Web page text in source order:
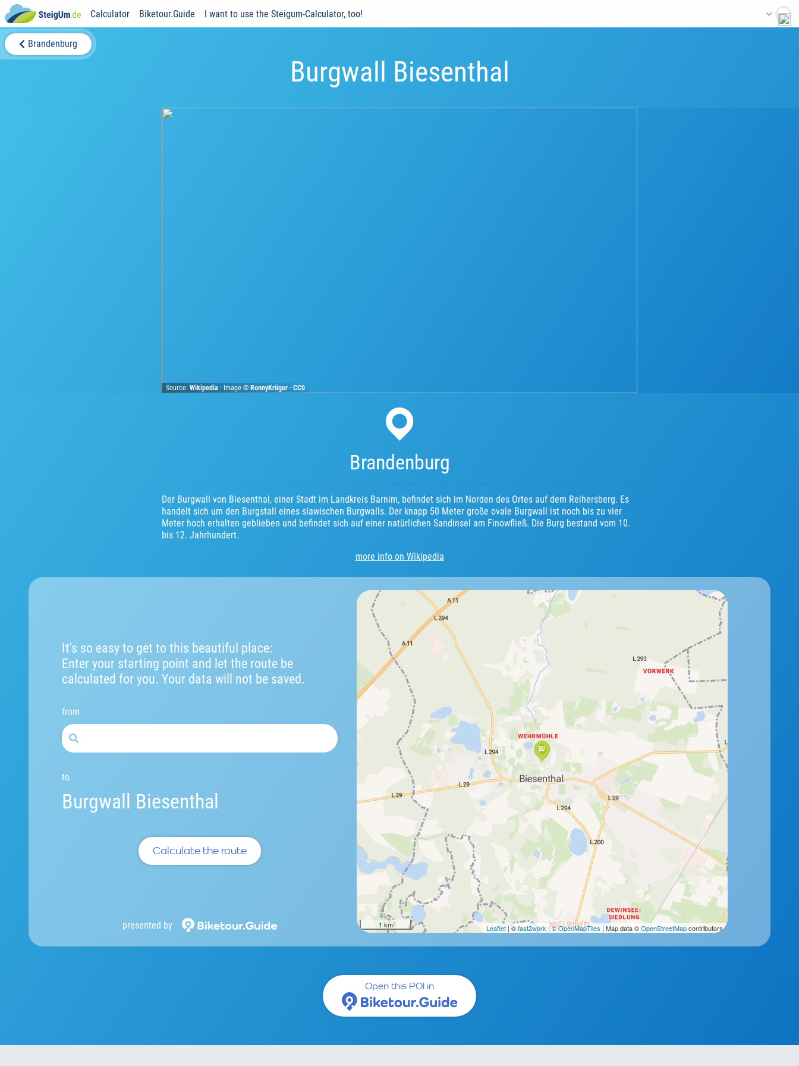
Calculator Biketour.Guide I want to use the Steigum-Calculator, too!
Brandenburg
Burgwall Biesenthal
Source:Wikipedia · Image ©RonnyKrüger ·CC0
Brandenburg
Der Burgwall von Biesenthal, einer Stadt im Landkreis Barnim, befindet sich im Norden des Ortes auf dem Reihersberg. Es
handelt sich um den Burgstall eines slawischen Burgwalls. Der knapp 50 Meter große ovale Burgwall ist noch bis zu vier
Meter hoch erhalten geblieben und befindet sich auf einer natürlichen Sandinsel am Finowfließ. Die Burg bestand vom 10.
bis 12. Jahrhundert.
more info on Wikipedia
It's so easy to get to this beautiful place:
Enter your starting point and let the route be
calculated for you. Your data will not be saved.
from
to
Burgwall Biesenthal
Calculate the route
presented by 1 km Leaflet | ©fast2work | ©OpenMapTiles | Map data ©OpenStreetMapcontributors.
Open this POI in